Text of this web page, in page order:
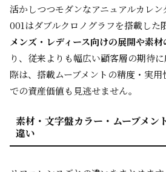
活かしつつモダンなアニュアルカレ
001はダブルクロノグラフを搭載した
メンズ・レディース向けの展開や素
り、従来よりも幅広い顧客層の期待
際は、搭載ムーブメントの精度・実
での資産価値も見逃せません。
素材・文字盤カラー・ムーブメン
違い